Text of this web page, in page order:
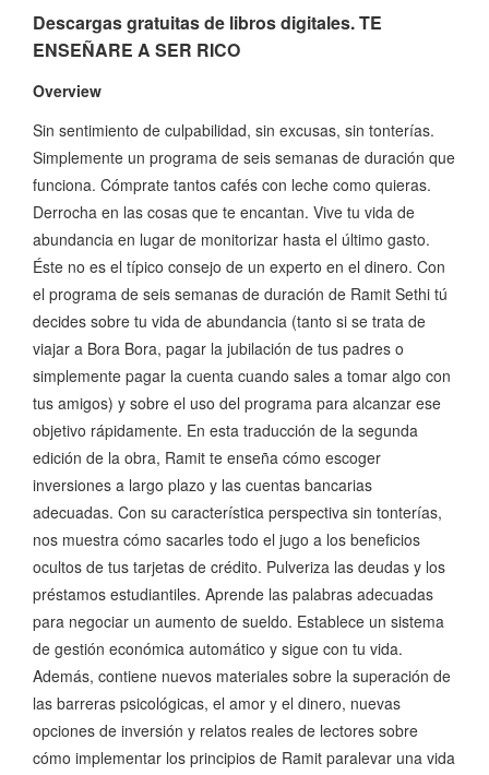
Descargas gratuitas de libros digitales. TE
ENSEÑARE A SER RICO
Overview
Sin sentimiento de culpabilidad, sin excusas, sin tonterías.
Simplemente un programa de seis semanas de duración que
funciona. Cómprate tantos cafés con leche como quieras.
Derrocha en las cosas que te encantan. Vive tu vida de
abundancia en lugar de monitorizar hasta el último gasto.
Éste no es el típico consejo de un experto en el dinero. Con
el programa de seis semanas de duración de Ramit Sethi tú
decides sobre tu vida de abundancia (tanto si se trata de
viajar a Bora Bora, pagar la jubilación de tus padres o
simplemente pagar la cuenta cuando sales a tomar algo con
tus amigos) y sobre el uso del programa para alcanzar ese
objetivo rápidamente. En esta traducción de la segunda
edición de la obra, Ramit te enseña cómo escoger
inversiones a largo plazo y las cuentas bancarias
adecuadas. Con su característica perspectiva sin tonterías,
nos muestra cómo sacarles todo el jugo a los beneficios
ocultos de tus tarjetas de crédito. Pulveriza las deudas y los
préstamos estudiantiles. Aprende las palabras adecuadas
para negociar un aumento de sueldo. Establece un sistema
de gestión económica automático y sigue con tu vida.
Además, contiene nuevos materiales sobre la superación de
las barreras psicológicas, el amor y el dinero, nuevas
opciones de inversión y relatos reales de lectores sobre
cómo implementar los principios de Ramit paralevar una vida